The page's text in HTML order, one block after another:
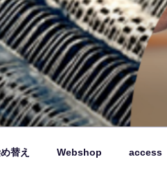
造販売しています。
替え Webshop access